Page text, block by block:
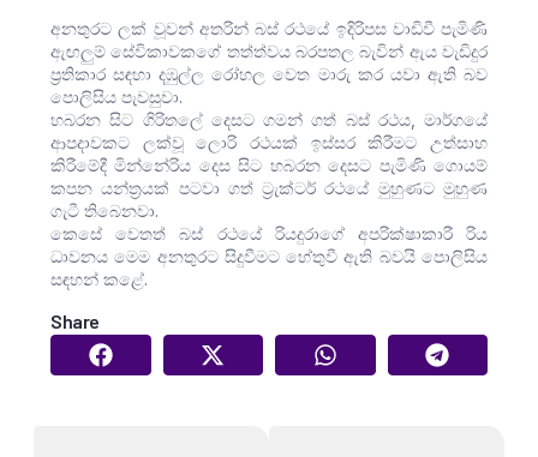
අනතුරට ලක් වූවන් අතරින් බස් රථයේ ඉදිරිපස වාඩිවී පැමිණි
ඇඟලුම් සේවිකාවකගේ තත්ත්වය බරපතල බැවින් ඇය වැඩිදුර
ප්‍රතිකාර සඳහා දඹුල්ල රෝහල වෙත මාරු කර යවා ඇති බව
පොලිසිය පැවසුවා.
හබරන සිට ගිරිතලේ දෙසට ගමන් ගත් බස් රථය, මාර්ගයේ
ආපදාවකට ලක්වූ ලොරි රථයක් ඉස්සර කිරීමට උත්සාහ
කිරීමේදී මින්නේරිය දෙස සිට හබරන දෙසට පැමිණි ගොයම්
කපන යන්ත්‍රයක් පටවා ගත් ට්‍රැක්ටර් රථයේ මුහුණට මුහුණ
ගැටී තිබෙනවා.
කෙසේ වෙතත් බස් රථයේ රියදුරාගේ අපරික්ෂාකාරී රිය
ධාවනය මෙම අනතුරට සිදුවීමට හේතුවී ඇති බවයි පොලිසිය
සඳහන් කළේ.
Share